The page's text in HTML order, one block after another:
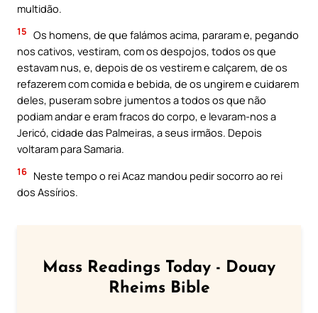
multidão.
15 Os homens, de que falámos acima, pararam e, pegando
nos cativos, vestiram, com os despojos, todos os que
estavam nus, e, depois de os vestirem e calçarem, de os
refazerem com comida e bebida, de os ungirem e cuidarem
deles, puseram sobre jumentos a todos os que não
podiam andar e eram fracos do corpo, e levaram-nos a
Jericó, cidade das Palmeiras, a seus irmãos. Depois
voltaram para Samaria.
16 Neste tempo o rei Acaz mandou pedir socorro ao rei
dos Assírios.
Mass Readings Today - Douay
Rheims Bible